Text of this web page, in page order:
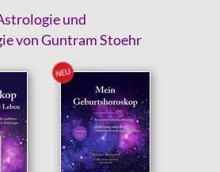
und
von Guntram Stoehr